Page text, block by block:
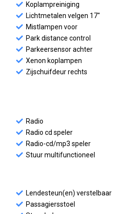
Koplampreiniging
Lichtmetalen velgen 17"
Mistlampen voor
Park distance control
Parkeersensor achter
Xenon koplampen
Zijschuifdeur rechts
Radio
Radio cd speler
Radio-cd/mp3 speler
Stuur multifunctioneel
Lendesteun(en) verstelbaar
Passagiersstoel